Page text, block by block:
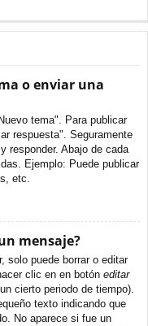
o enviar una
tema". Para publicar
respuesta". Seguramente
responder. Abajo de cada
Ejemplo: Puede publicar
etc.
mensaje?
solo puede borrar o editar
clic en en botón editar
cierto periodo de tiempo).
texto indicando que
No aparece si fue un